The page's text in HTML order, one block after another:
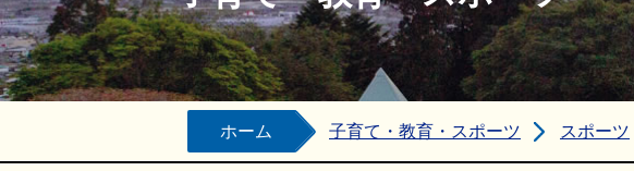
ホーム 子育て・教育・スポーツ スポーツ